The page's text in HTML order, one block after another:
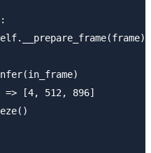
=> [4, 512, 896]